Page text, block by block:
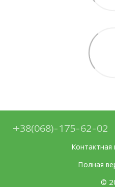
+38(068)-175-62-02
Полная
©